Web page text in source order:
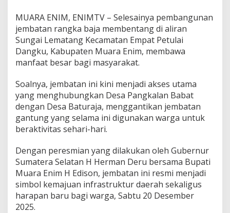
a
n
H
a
r
a
p
a
n
W
a
,
J
e
m
b
MUARA ENIM, ENIMTV – Selesainya pembangunan
jembatan rangka baja membentang di aliran
Sungai Lematang Kecamatan Empat Petulai
Dangku, Kabupaten Muara Enim, membawa
manfaat besar bagi masyarakat.
Soalnya, jembatan ini kini menjadi akses utama
yang menghubungkan Desa Pangkalan Babat
dengan Desa Baturaja, menggantikan jembatan
gantung yang selama ini digunakan warga untuk
beraktivitas sehari-hari.
Dengan peresmian yang dilakukan oleh Gubernur
Sumatera Selatan H Herman Deru bersama Bupati
Muara Enim H Edison, jembatan ini resmi menjadi
simbol kemajuan infrastruktur daerah sekaligus
harapan baru bagi warga, Sabtu 20 Desember
2025.